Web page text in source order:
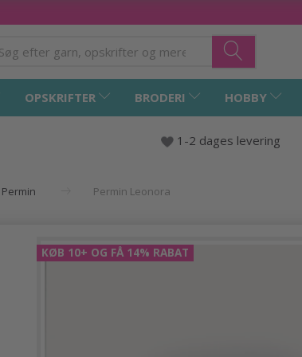
OPSKRIFTER BRODERI HOBBY
1-2 dages levering
Permin Permin Leonora
KØB 10+ OG FÅ 14% RABAT